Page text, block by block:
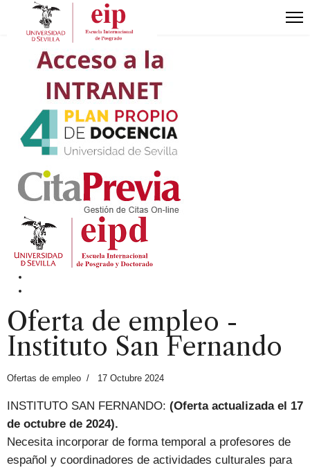
Oferta de empleo -
Instituto San Fernando
Ofertas de empleo 17 Octubre 2024
INSTITUTO SAN FERNANDO: (Oferta actualizada el 17
de octubre de 2024).
Necesita incorporar de forma temporal a profesores de
español y coordinadores de actividades culturales para